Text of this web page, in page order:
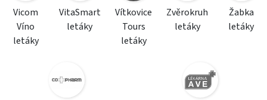
Vicom
Víno
letáky
VitaSmart
letáky
Vítkovice
Tours
letáky
Zvěrokruh
letáky
Žabka
letáky